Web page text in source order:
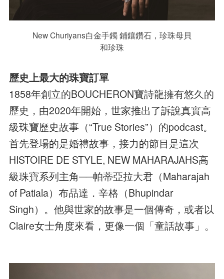
New Churiyans白金手鐲 鋪鑲鑽石，珍珠母貝
和珍珠
歷史上最大的珠寶訂單
1858年創立的BOUCHERON寶詩龍擁有悠久的
歷史，由2020年開始，世家推出了訴說真實高
級珠寶歷史故事（“True Stories”）的podcast。
首先登場的是婚禮故事，接力的節目是這次
HISTOIRE DE STYLE, NEW MAHARAJAHS高
級珠寶系列主角──帕蒂亞拉大君（Maharajah
of Patiala）布品達．辛格（Bhupindar
Singh）。他與世家的故事是一個傳奇，或者以
Claire女士角度來看，更像一個「童話故事」。